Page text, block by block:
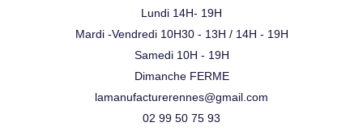
Lundi 14H- 19H
Mardi -Vendredi 10H30 - 13H / 14H - 19H
Samedi 10H - 19H
Dimanche FERME
lamanufacturerennes@gmail.com
02 99 50 75 93